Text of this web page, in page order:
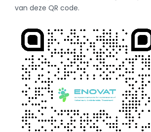
van deze QR code.